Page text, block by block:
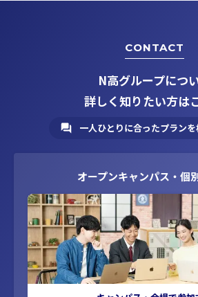
CONTACT
N高グループにつ
詳しく知りたい方は
一人ひとりに合ったプラン
オープンキャンパス・個